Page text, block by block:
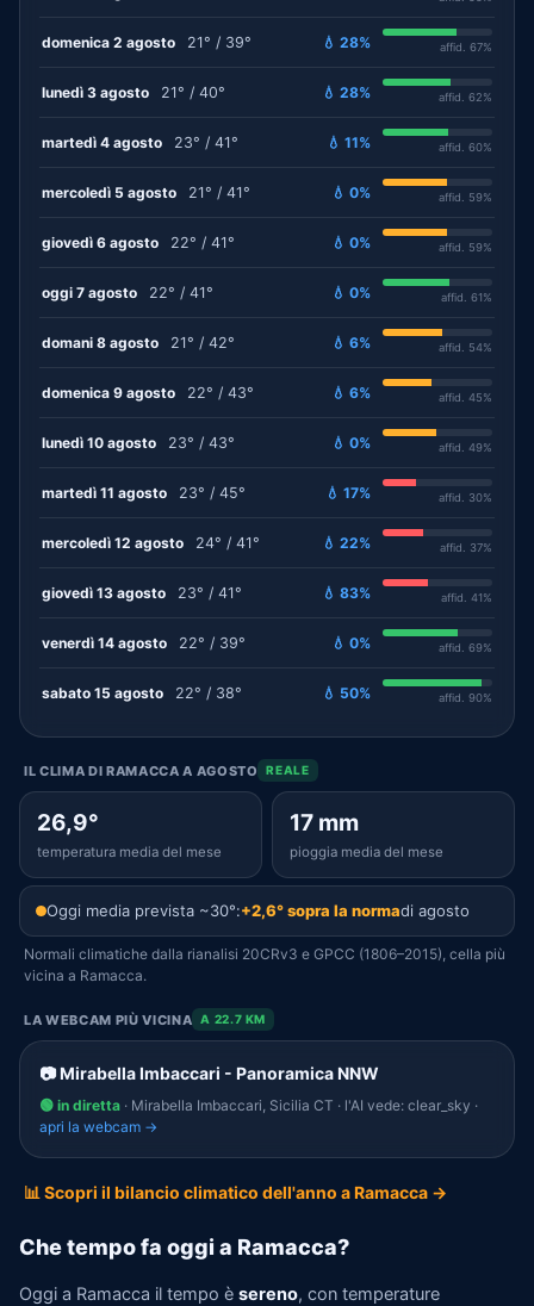
domenica 2 agosto 21° / 39° 💧 28% affid. 67%
lunedì 3 agosto 21° / 40° 💧 28% affid. 62%
martedì 4 agosto 23° / 41° 💧 11% affid. 60%
mercoledì 5 agosto 21° / 41° 💧 0% affid. 59%
giovedì 6 agosto 22° / 41° 💧 0% affid. 59%
oggi 7 agosto 22° / 41° 💧 0% affid. 61%
domani 8 agosto 21° / 42° 💧 6% affid. 54%
domenica 9 agosto 22° / 43° 💧 6% affid. 45%
lunedì 10 agosto 23° / 43° 💧 0% affid. 49%
martedì 11 agosto 23° / 45° 💧 17% affid. 30%
mercoledì 12 agosto 24° / 41° 💧 22% affid. 37%
giovedì 13 agosto 23° / 41° 💧 83% affid. 41%
venerdì 14 agosto 22° / 39° 💧 0% affid. 69%
sabato 15 agosto 22° / 38° 💧 50% affid. 90%
IL CLIMA DI RAMACCA A AGOSTO REALE
26,9°
temperatura media del mese
17 mm
pioggia media del mese
Oggi media prevista ~30°:+2,6° sopra la normadi agosto
Normali climatiche dalla rianalisi 20CRv3 e GPCC (1806–2015), cella più
vicina a Ramacca.
LA WEBCAM PIÙ VICINA A 22.7 KM
📷 Mirabella Imbaccari - Panoramica NNW
🟢 in diretta · Mirabella Imbaccari, Sicilia CT · l'AI vede: clear_sky ·
apri la webcam →
📊 Scopri il bilancio climatico dell'anno a Ramacca →
Che tempo fa oggi a Ramacca?
Oggi a Ramacca il tempo è sereno, con temperature